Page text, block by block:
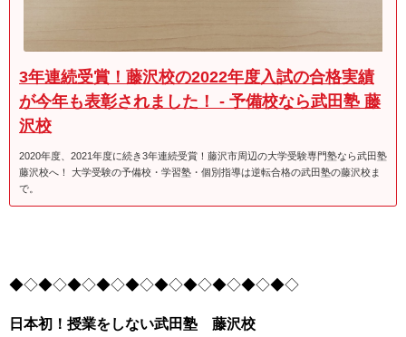
3年連続受賞！藤沢校の2022年度入試の合格実績
が今年も表彰されました！ - 予備校なら武田塾 藤
沢校
2020年度、2021年度に続き3年連続受賞！藤沢市周辺の大学受験専門塾なら武田塾
藤沢校へ！ 大学受験の予備校・学習塾・個別指導は逆転合格の武田塾の藤沢校ま
で。
◆◇◆◇◆◇◆◇◆◇◆◇◆◇◆◇◆◇◆◇
日本初！授業をしない武田塾 藤沢校